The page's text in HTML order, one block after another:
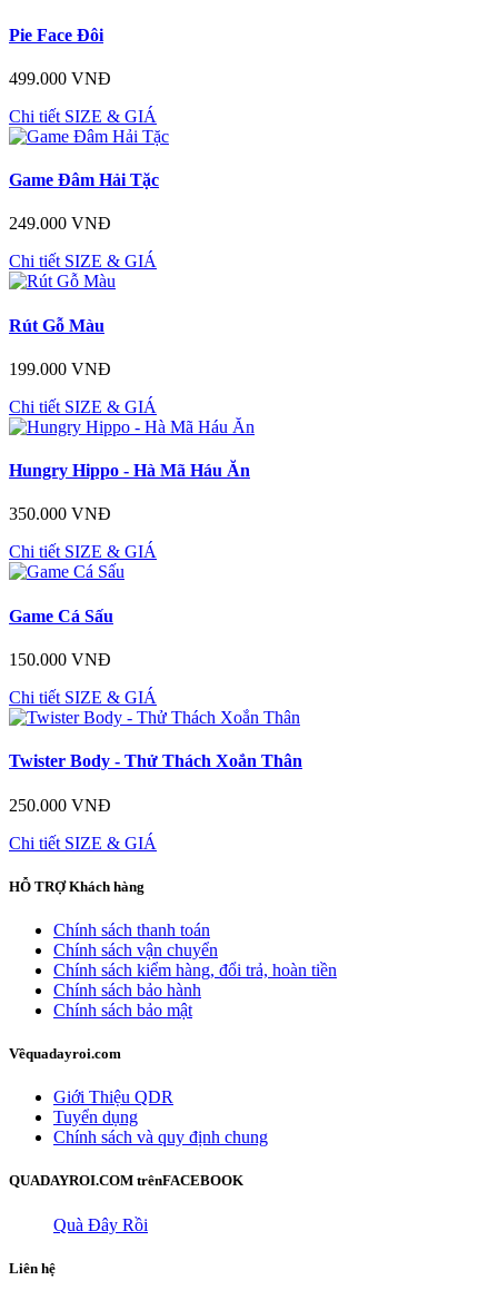
Pie Face Đôi
499.000 VNĐ
Chi tiết SIZE & GIÁ
Game Đâm Hải Tặc
249.000 VNĐ
Chi tiết SIZE & GIÁ
Rút Gỗ Màu
199.000 VNĐ
Chi tiết SIZE & GIÁ
Hungry Hippo - Hà Mã Háu Ăn
350.000 VNĐ
Chi tiết SIZE & GIÁ
Game Cá Sấu
150.000 VNĐ
Chi tiết SIZE & GIÁ
Twister Body - Thử Thách Xoắn Thân
250.000 VNĐ
Chi tiết SIZE & GIÁ
HỖ TRỢKhách hàng
Chính sách thanh toán
Chính sách vận chuyển
Chính sách kiểm hàng, đổi trả, hoàn tiền
Chính sách bảo hành
Chính sách bảo mật
Vềquadayroi.com
Giới Thiệu QDR
Tuyển dụng
Chính sách và quy định chung
QUADAYROI.COM trênFACEBOOK
Quà Đây Rồi
Liên hệ